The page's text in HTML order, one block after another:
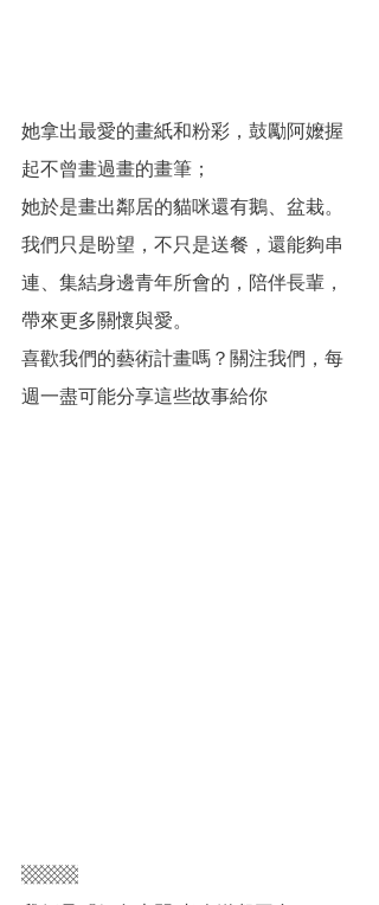
她拿出最愛的畫紙和粉彩，鼓勵阿嬤握
起不曾畫過畫的畫筆；
她於是畫出鄰居的貓咪還有鵝、盆栽。
我們只是盼望，不只是送餐，還能夠串
連、集結身邊青年所會的，陪伴長輩，
帶來更多關懷與愛。
喜歡我們的藝術計畫嗎？關注我們，每
週一盡可能分享這些故事給你
▩▩▩